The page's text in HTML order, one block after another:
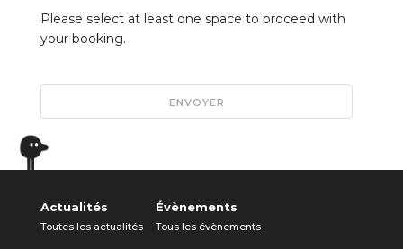
Please select at least one space to proceed with
your booking.
Actualités
Toutes les actualités
Évènements
Tous les évènements